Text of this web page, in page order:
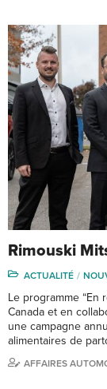
Rimouski
ACTUALITÉ
Le programme “En
Canada et en
une campagne
alimentaires de
AFFAIRES